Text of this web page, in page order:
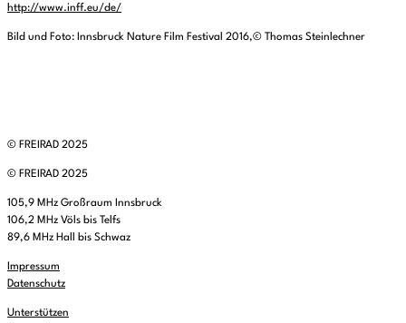
http://www.inff.eu/de/
Bild und Foto: Innsbruck Nature Film Festival 2016,© Thomas Steinlechner
© FREIRAD 2025
© FREIRAD 2025
105,9 MHz Großraum Innsbruck
106,2 MHz Völs bis Telfs
89,6 MHz Hall bis Schwaz
Impressum
Datenschutz
Unterstützen